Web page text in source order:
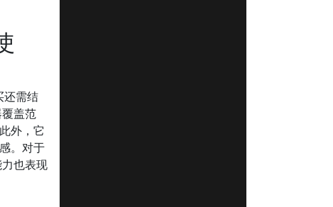
还需结
盖范
外，它
。对于
也表现